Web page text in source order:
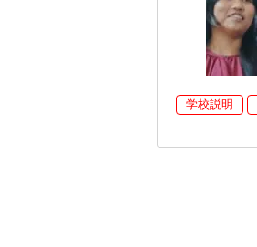
学校説明